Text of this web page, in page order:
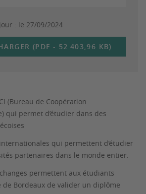
: le 27/09/2024
(PDF - 52 403,96 KB)
(Bureau de Coopération
qui permet d’étudier dans des
qui permettent d’étudier
partenaires dans le monde entier.
permettent aux étudiants
de Bordeaux de valider un diplôme